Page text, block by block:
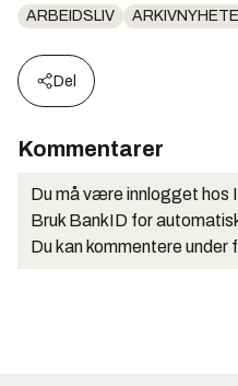
ARBEIDSLIV
Del
Kommentarer
Du må være innlogget hos
Bruk BankID for
Du kan kommentere under